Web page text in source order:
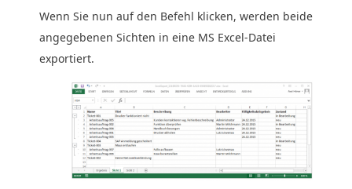
Wenn Sie nun auf den Befehl klicken, werden beide
angegebenen Sichten in eine MS Excel-Datei
exportiert.